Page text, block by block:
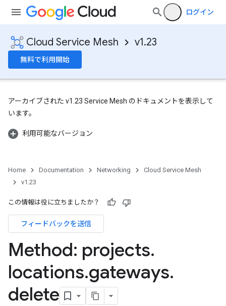
ログイン
Cloud Service Mesh v1.23
無料で利用開始
アーカイブされた v1.23 Service Mesh のドキュメントを表示して
います。
利用可能なバージョン
Home Documentation Networking
Cloud Service Mesh
v1.23
この情報は役に立ちましたか？
フィードバックを送信
Method: projects.
locations.gateways.
delete